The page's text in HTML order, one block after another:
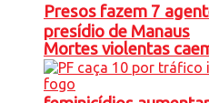
Mortes violentas
Presos fazem 7
presídio de Manaus